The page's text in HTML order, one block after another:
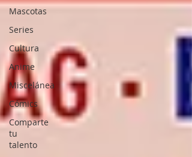
Mascotas
Series
Cultura
Anime
Miscelánea
Cómics
Comparte
tu
talento